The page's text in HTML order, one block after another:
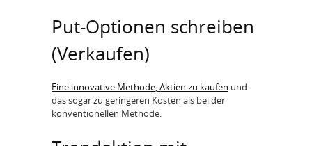
Put-Optionen schreiben
(Verkaufen)
Eine innovative Methode, Aktien zu kaufen und
das sogar zu geringeren Kosten als bei der
konventionellen Methode.